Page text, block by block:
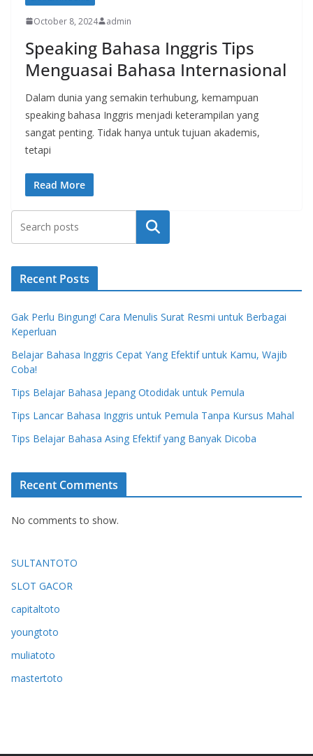
October 8, 2024 admin
Speaking Bahasa Inggris Tips
Menguasai Bahasa Internasional
Dalam dunia yang semakin terhubung, kemampuan
speaking bahasa Inggris menjadi keterampilan yang
sangat penting. Tidak hanya untuk tujuan akademis,
tetapi
Read More
Search
Recent Posts
Gak Perlu Bingung! Cara Menulis Surat Resmi untuk Berbagai
Keperluan
Belajar Bahasa Inggris Cepat Yang Efektif untuk Kamu, Wajib
Coba!
Tips Belajar Bahasa Jepang Otodidak untuk Pemula
Tips Lancar Bahasa Inggris untuk Pemula Tanpa Kursus Mahal
Tips Belajar Bahasa Asing Efektif yang Banyak Dicoba
Recent Comments
No comments to show.
SULTANTOTO
SLOT GACOR
capitaltoto
youngtoto
muliatoto
mastertoto